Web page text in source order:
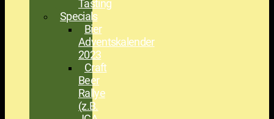
Tasting
Specials
Bier
Adventskalender
2023
Craft
Beer
Rallye
(z.B.